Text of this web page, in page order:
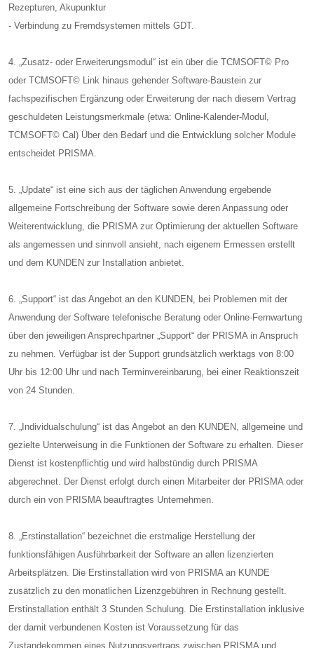
Rezepturen, Akupunktur
- Verbindung zu Fremdsystemen mittels GDT.
4. „Zusatz- oder Erweiterungsmodul“ ist ein über die TCMSOFT© Pro
oder TCMSOFT© Link hinaus gehender Software-Baustein zur
fachspezifischen Ergänzung oder Erweiterung der nach diesem Vertrag
geschuldeten Leistungsmerkmale (etwa: Online-Kalender-Modul,
TCMSOFT© Cal) Über den Bedarf und die Entwicklung solcher Module
entscheidet PRISMA.
5. „Update“ ist eine sich aus der täglichen Anwendung ergebende
allgemeine Fortschreibung der Software sowie deren Anpassung oder
Weiterentwicklung, die PRISMA zur Optimierung der aktuellen Software
als angemessen und sinnvoll ansieht, nach eigenem Ermessen erstellt
und dem KUNDEN zur Installation anbietet.
6. „Support“ ist das Angebot an den KUNDEN, bei Problemen mit der
Anwendung der Software telefonische Beratung oder Online-Fernwartung
über den jeweiligen Ansprechpartner „Support“ der PRISMA in Anspruch
zu nehmen. Verfügbar ist der Support grundsätzlich werktags von 8:00
Uhr bis 12:00 Uhr und nach Terminvereinbarung, bei einer Reaktionszeit
von 24 Stunden.
7. „Individualschulung“ ist das Angebot an den KUNDEN, allgemeine und
gezielte Unterweisung in die Funktionen der Software zu erhalten. Dieser
Dienst ist kostenpflichtig und wird halbstündig durch PRISMA
abgerechnet. Der Dienst erfolgt durch einen Mitarbeiter der PRISMA oder
durch ein von PRISMA beauftragtes Unternehmen.
8. „Erstinstallation“ bezeichnet die erstmalige Herstellung der
funktionsfähigen Ausführbarkeit der Software an allen lizenzierten
Arbeitsplätzen. Die Erstinstallation wird von PRISMA an KUNDE
zusätzlich zu den monatlichen Lizenzgebühren in Rechnung gestellt.
Erstinstallation enthält 3 Stunden Schulung. Die Erstinstallation inklusive
der damit verbundenen Kosten ist Voraussetzung für das
Zustandekommen eines Nutzungsvertrags zwischen PRISMA und